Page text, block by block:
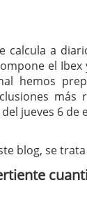
con eToro
Distancia de
y
calcula a
el
hemos
más
jueves 6 de
blog, se